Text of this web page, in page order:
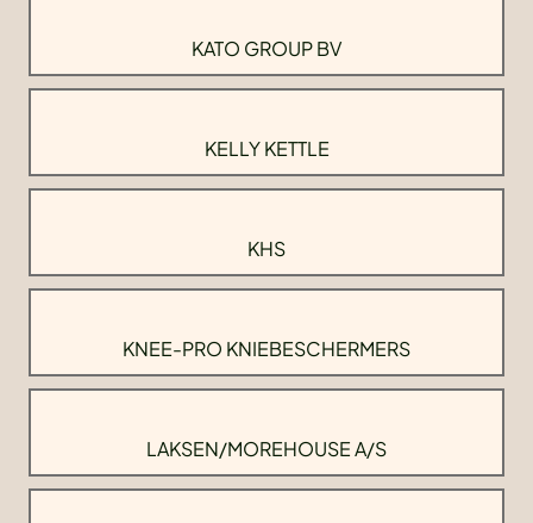
KATO GROUP BV
KELLY KETTLE
KHS
KNEE-PRO KNIEBESCHERMERS
LAKSEN/MOREHOUSE A/S